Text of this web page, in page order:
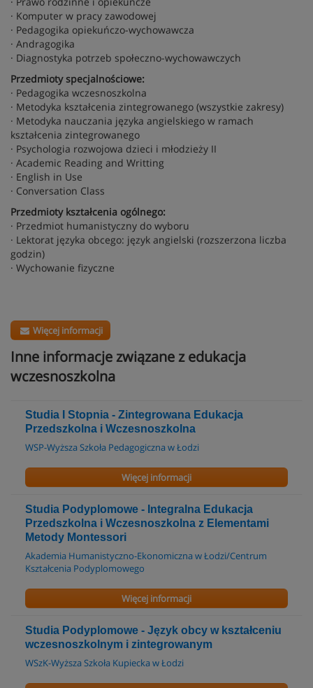
· Komputer w pracy zawodowej
· Pedagogika opiekuńczo-wychowawcza
· Andragogika
· Diagnostyka potrzeb społeczno-wychowawczych
Przedmioty specjalnościowe:
· Pedagogika wczesnoszkolna
· Metodyka kształcenia zintegrowanego (wszystkie zakresy)
· Metodyka nauczania języka angielskiego w ramach
kształcenia zintegrowanego
· Psychologia rozwojowa dzieci i młodzieży II
· Academic Reading and Writting
· English in Use
· Conversation Class
Przedmioty kształcenia ogólnego:
· Przedmiot humanistyczny do wyboru
· Lektorat języka obcego: język angielski (rozszerzona liczba
godzin)
· Wychowanie fizyczne
Więcej informacji
Inne informacje związane z edukacja
wczesnoszkolna
Studia I Stopnia - Zintegrowana Edukacja
Przedszkolna i Wczesnoszkolna
WSP-Wyższa Szkoła Pedagogiczna w Łodzi
Więcej informacji
Studia Podyplomowe - Integralna Edukacja
Przedszkolna i Wczesnoszkolna z Elementami
Metody Montessori
Akademia Humanistyczno-Ekonomiczna w Łodzi/Centrum
Kształcenia Podyplomowego
Więcej informacji
Studia Podyplomowe - Język obcy w kształceniu
wczesnoszkolnym i zintegrowanym
WSzK-Wyższa Szkoła Kupiecka w Łodzi